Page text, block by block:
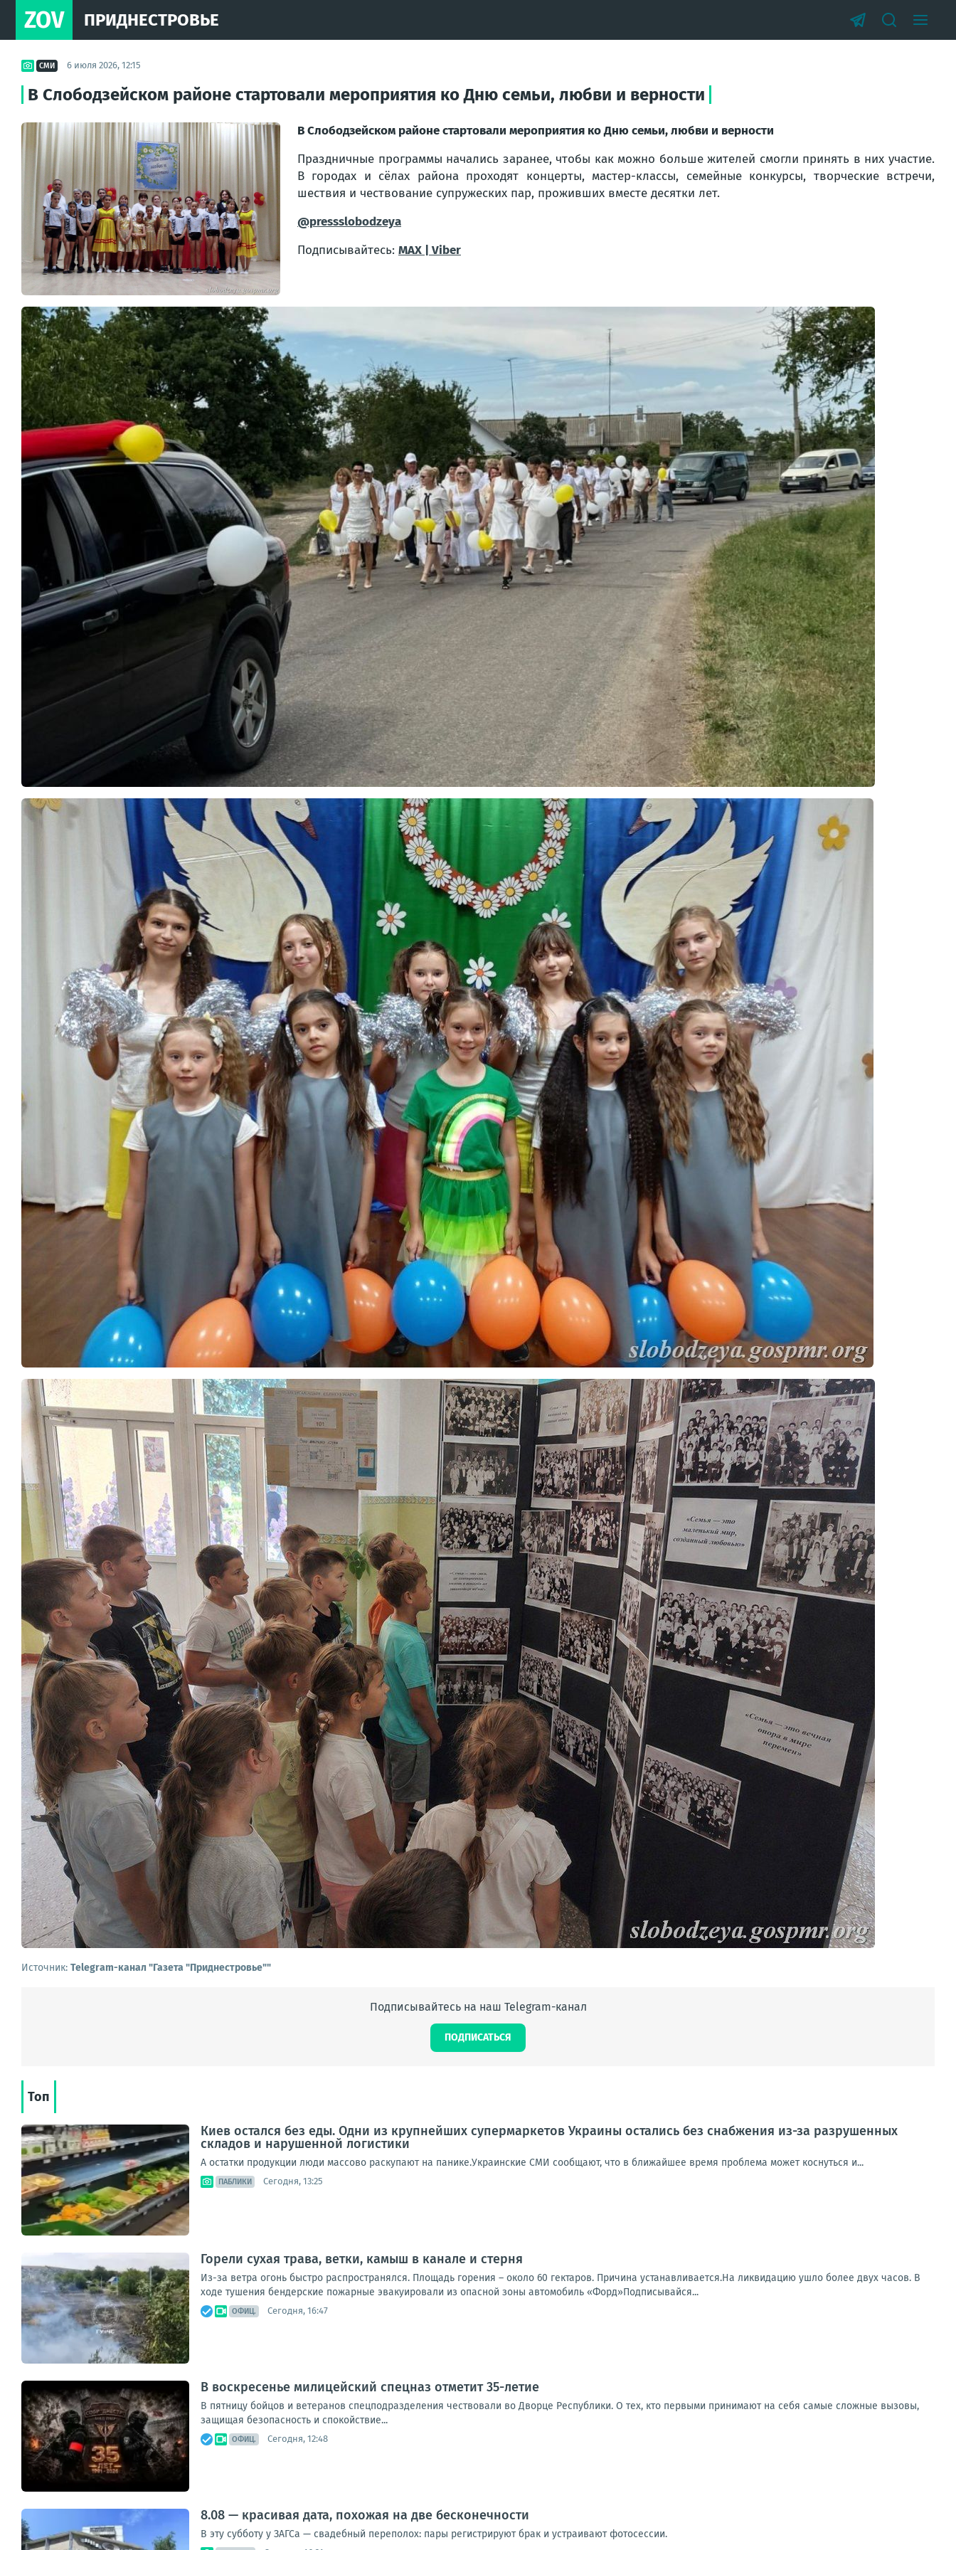
ZOV ПРИДНЕСТРОВЬЕ
СМИ 6 июля 2026, 12:15
В Слободзейском районе стартовали мероприятия ко Дню семьи, любви и верности
В Слободзейском районе стартовали мероприятия ко Дню семьи, любви и верности
Праздничные программы начались заранее, чтобы как можно больше жителей смогли принять в них участие.
В городах и сёлах района проходят концерты, мастер-классы, семейные конкурсы, творческие встречи,
шествия и чествование супружеских пар, проживших вместе десятки лет.
@pressslobodzeya
Подписывайтесь: MAX | Viber
Источник: Telegram-канал "Газета "Приднестровье""
Подписывайтесь на наш Telegram-канал
ПОДПИСАТЬСЯ
Топ
Киев остался без еды. Одни из крупнейших супермаркетов Украины остались без снабжения из-за разрушенных
складов и нарушенной логистики
А остатки продукции люди массово раскупают на панике.Украинские СМИ сообщают, что в ближайшее время проблема может коснуться и...
ПАБЛИКИ Сегодня, 13:25
Горели сухая трава, ветки, камыш в канале и стерня
Из-за ветра огонь быстро распространялся. Площадь горения – около 60 гектаров. Причина устанавливается.На ликвидацию ушло более двух часов. В
ходе тушения бендерские пожарные эвакуировали из опасной зоны автомобиль «Форд»Подписывайся...
ОФИЦ. Сегодня, 16:47
В воскресенье милицейский спецназ отметит 35-летие
В пятницу бойцов и ветеранов спецподразделения чествовали во Дворце Республики. О тех, кто первыми принимают на себя самые сложные вызовы,
защищая безопасность и спокойствие...
ОФИЦ. Сегодня, 12:48
8.08 — красивая дата, похожая на две бесконечности
В эту субботу у ЗАГСа — свадебный переполох: пары регистрируют брак и устраивают фотосессии.